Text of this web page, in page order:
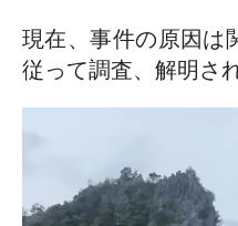
現在、事件の原因は
従って調査、解明さ